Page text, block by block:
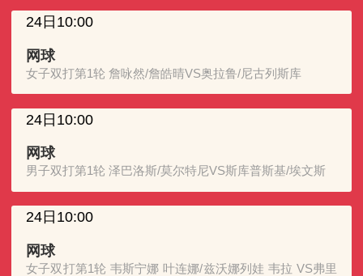
24日10:00
网球
女子双打第1轮 詹咏然/詹皓晴VS奥拉鲁/尼古列斯库
24日10:00
网球
男子双打第1轮 泽巴洛斯/莫尔特尼VS斯库普斯基/埃文斯
24日10:00
网球
女子双打第1轮 韦斯宁娜 叶连娜/兹沃娜列娃 韦拉 VS弗里